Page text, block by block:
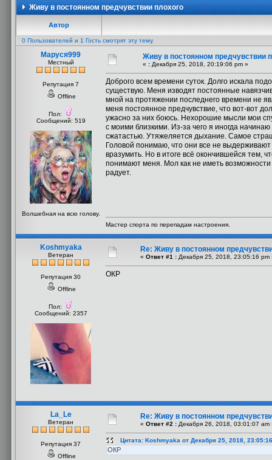
Живу в постоянном предчувствии плохого
Автор
0 Пользователей и 1 Гость смотрят эту тему.
Маруся999
Местный
Репутация 7
Offline
Пол:
Сообщений: 519
Волшебная на всю голову.
Живу в постоянном предчувствии
« : Декабря 25, 2018, 20:19:06 pm »
Доброго всем времени суток. Долго искала
существую. Меня изводят постоянные
мной на протяжении последнего времени не
меня постоянное предчувствие, что вот-вот
ужасно за них боюсь. Нехорошие мысли мои
с моими близкими. Из-за чего я иногда
сжатастью. Утяжеляется дыхание. Самое
Головой понимаю, что они все не
вразумить. Но в итоге всё окончившейся
понимают меня. Мол как не иметь
радует.
Мастер спорта по перепадам настроения.
Koshmyaka
Ветеран
Репутация 30
Offline
Пол:
Сообщений: 2357
Re: Живу в постоянном
« Ответ #1 : Декабря 25, 2018, 23:05:16 pm
ОКР
La_Le
Ветеран
Репутация 37
Offline
Re: Живу в постоянном
« Ответ #2 : Декабря 26, 2018, 03:01:07 am
Цитата: Koshmyaka от Декабря 25, 2018,
ОКР